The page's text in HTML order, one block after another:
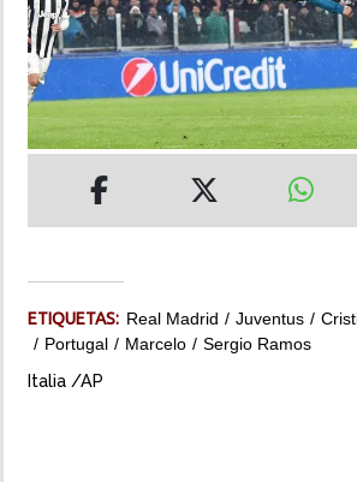
INSÓLITAS
MULTIMEDIA
IMPRESO
ETIQUETAS: Real Madrid Juventus
Portugal
Marcelo Sergio Ramos
Italia /AP